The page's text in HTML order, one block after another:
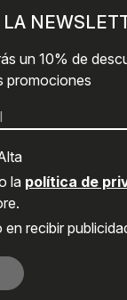
LA
un 10% de
promociones
la política de
recibir